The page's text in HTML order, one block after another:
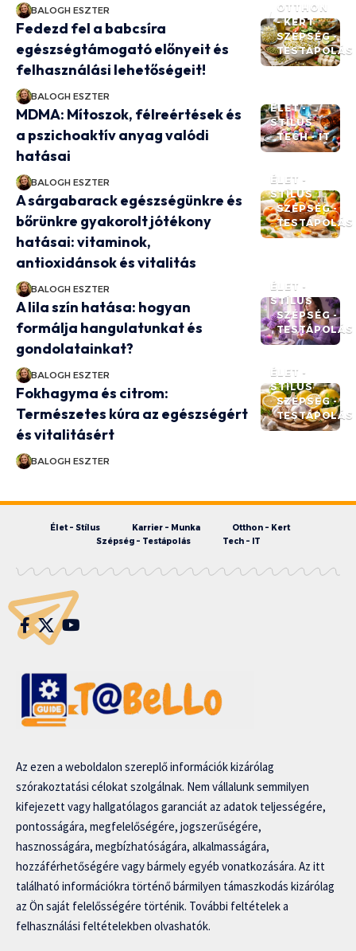
BALOGH ESZTER
OTTHON
- KERT
SZÉPSÉG -
TESTÁPOLÁS
Fedezd fel a babcsíra
egészségtámogató előnyeit és
felhasználási lehetőségeit!
BALOGH ESZTER
ÉLET -
STÍLUS
TECH - IT
MDMA: Mítoszok, félreértések és
a pszichoaktív anyag valódi
hatásai
BALOGH ESZTER
ÉLET -
STÍLUS
SZÉPSÉG -
TESTÁPOLÁS
A sárgabarack egészségünkre és
bőrünkre gyakorolt jótékony
hatásai: vitaminok,
antioxidánsok és vitalitás
BALOGH ESZTER
ÉLET -
STÍLUS
SZÉPSÉG -
TESTÁPOLÁS
A lila szín hatása: hogyan
formálja hangulatunkat és
gondolatainkat?
BALOGH ESZTER
ÉLET -
STÍLUS
SZÉPSÉG -
TESTÁPOLÁS
Fokhagyma és citrom:
Természetes kúra az egészségért
és vitalitásért
BALOGH ESZTER
Élet – Stílus Karrier – Munka
Otthon – Kert
Szépség – Testápolás
Tech – IT
Az ezen a weboldalon szereplő információk kizárólag
szórakoztatási célokat szolgálnak. Nem vállalunk semmilyen
kifejezett vagy hallgatólagos garanciát az adatok teljességére,
pontosságára, megfelelőségére, jogszerűségére,
hasznosságára, megbízhatóságára, alkalmasságára,
hozzáférhetőségére vagy bármely egyéb vonatkozására. Az itt
található információkra történő bármilyen támaszkodás kizárólag
az Ön saját felelősségére történik. További feltételek a
felhasználási feltételekben olvashatók.